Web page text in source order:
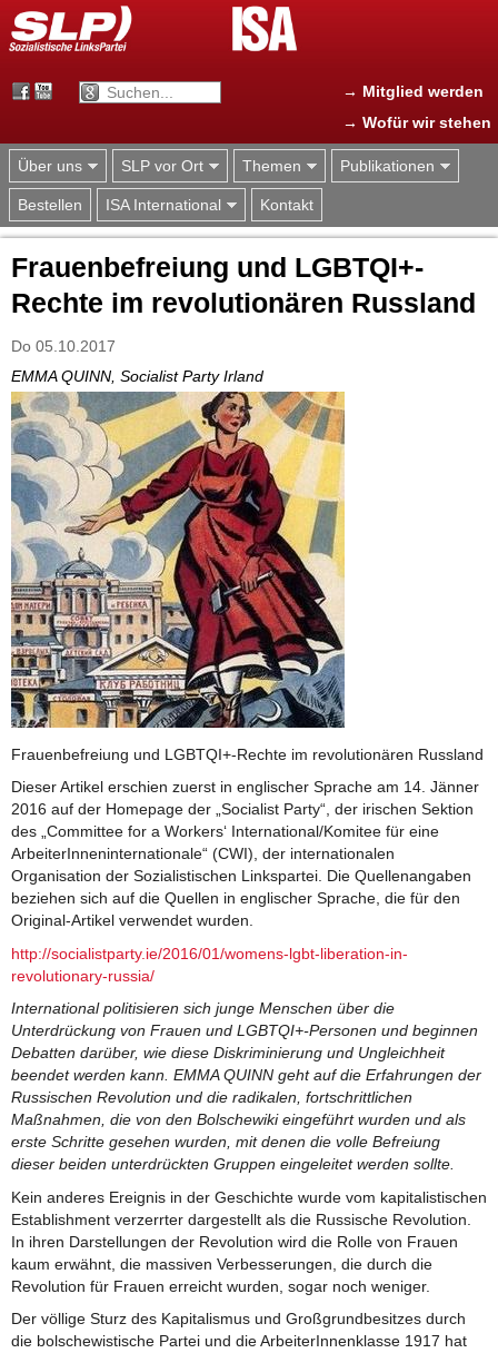
Jump to navigation
→ Mitglied werden
→ Wofür wir stehen
Über uns SLP vor Ort Themen Publikationen
Bestellen ISA International Kontakt
Frauenbefreiung und LGBTQI+-
Rechte im revolutionären Russland
Do 05.10.2017
EMMA QUINN, Socialist Party Irland
Frauenbefreiung und LGBTQI+-Rechte im revolutionären Russland
Dieser Artikel erschien zuerst in englischer Sprache am 14. Jänner
2016 auf der Homepage der „Socialist Party“, der irischen Sektion
des „Committee for a Workers‘ International/Komitee für eine
ArbeiterInneninternationale“ (CWI), der internationalen
Organisation der Sozialistischen Linkspartei. Die Quellenangaben
beziehen sich auf die Quellen in englischer Sprache, die für den
Original-Artikel verwendet wurden.
http://socialistparty.ie/2016/01/womens-lgbt-liberation-in-
revolutionary-russia/
International politisieren sich junge Menschen über die
Unterdrückung von Frauen und LGBTQI+-Personen und beginnen
Debatten darüber, wie diese Diskriminierung und Ungleichheit
beendet werden kann. EMMA QUINN geht auf die Erfahrungen der
Russischen Revolution und die radikalen, fortschrittlichen
Maßnahmen, die von den Bolschewiki eingeführt wurden und als
erste Schritte gesehen wurden, mit denen die volle Befreiung
dieser beiden unterdrückten Gruppen eingeleitet werden sollte.
Kein anderes Ereignis in der Geschichte wurde vom kapitalistischen
Establishment verzerrter dargestellt als die Russische Revolution.
In ihren Darstellungen der Revolution wird die Rolle von Frauen
kaum erwähnt, die massiven Verbesserungen, die durch die
Revolution für Frauen erreicht wurden, sogar noch weniger.
Der völlige Sturz des Kapitalismus und Großgrundbesitzes durch
die bolschewistische Partei und die ArbeiterInnenklasse 1917 hat